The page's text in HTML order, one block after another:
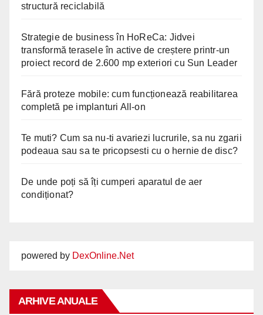
structură reciclabilă
Strategie de business în HoReCa: Jidvei
transformă terasele în active de creștere printr-un
proiect record de 2.600 mp exteriori cu Sun Leader
Fără proteze mobile: cum funcționează reabilitarea
completă pe implanturi All-on
Te muti? Cum sa nu-ti avariezi lucrurile, sa nu zgarii
podeaua sau sa te pricopsesti cu o hernie de disc?
De unde poți să îți cumperi aparatul de aer
condiționat?
powered by DexOnline.Net
ARHIVE ANUALE